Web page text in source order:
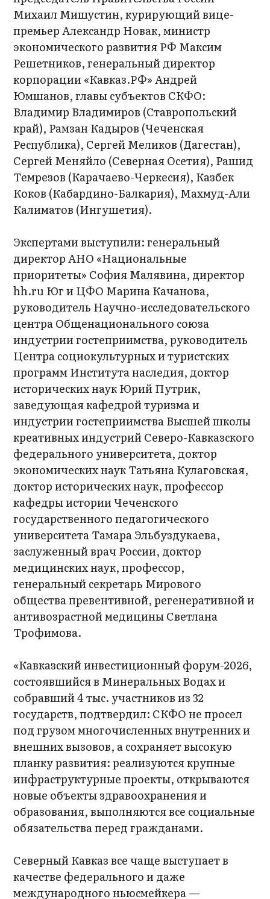
Михаил Мишустин, курирующий вице-
премьер Александр Новак, министр
экономического развития РФ Максим
Решетников, генеральный директор
корпорации «Кавказ.РФ» Андрей
Юмшанов, главы субъектов СКФО:
Владимир Владимиров (Ставропольский
край), Рамзан Кадыров (Чеченская
Республика), Сергей Меликов (Дагестан),
Сергей Меняйло (Северная Осетия), Рашид
Темрезов (Карачаево-Черкесия), Казбек
Коков (Кабардино-Балкария), Махмуд-Али
Калиматов (Ингушетия).
Экспертами выступили: генеральный
директор АНО «Национальные
приоритеты» София Малявина, директор
hh.ru Юг и ЦФО Марина Качанова,
руководитель Научно-исследовательского
центра Общенационального союза
индустрии гостеприимства, руководитель
Центра социокультурных и туристских
программ Института наследия, доктор
исторических наук Юрий Путрик,
заведующая кафедрой туризма и
индустрии гостеприимства Высшей школы
креативных индустрий Северо-Кавказского
федерального университета, доктор
экономических наук Татьяна Кулаговская,
доктор исторических наук, профессор
кафедры истории Чеченского
государственного педагогического
университета Тамара Эльбуздукаева,
заслуженный врач России, доктор
медицинских наук, профессор,
генеральный секретарь Мирового
общества превентивной, регенеративной и
антивозрастной медицины Светлана
Трофимова.
«Кавказский инвестиционный форум-2026,
состоявшийся в Минеральных Водах и
собравший 4 тыс. участников из 32
государств, подтвердил: СКФО не просел
под грузом многочисленных внутренних и
внешних вызовов, а сохраняет высокую
планку развития: реализуются крупные
инфраструктурные проекты, открываются
новые объекты здравоохранения и
образования, выполняются все социальные
обязательства перед гражданами.
Северный Кавказ все чаще выступает в
качестве федерального и даже
международного ньюсмейкера —